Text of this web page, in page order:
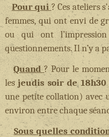
Pour qui? Ces ateliers
femmes, qui ont envi de
ou qui ont
questionnements. Il n’y a
Quand? Pour le
lesjeudis soir de 18h30
une petite collation) avec
environ entre chaque
Sous quelles